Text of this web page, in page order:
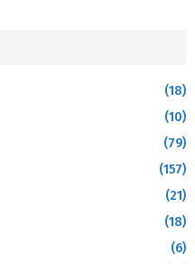
(18)
(10)
(79)
(157)
(21)
(18)
(6)